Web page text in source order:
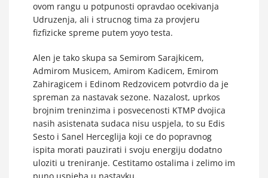
ovom rangu u potpunosti opravdao ocekivanja
Udruzenja, ali i strucnog tima za provjeru
fizfizicke spreme putem yoyo testa.
Alen je tako skupa sa Semirom Sarajkicem,
Admirom Musicem, Amirom Kadicem, Emirom
Zahiragicem i Edinom Redzovicem potvrdio da je
spreman za nastavak sezone. Nazalost, uprkos
brojnim treninzima i posvecenosti KTMP dvojica
nasih asistenata sudaca nisu uspjela, to su Edis
Sesto i Sanel Herceglija koji ce do popravnog
ispita morati pauzirati i svoju energiju dodatno
uloziti u treniranje. Cestitamo ostalima i zelimo im